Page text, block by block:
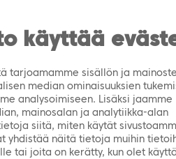
käyttää
tarjoamamme sisällön ja
median ominaisuuksien
analysoimiseen. Lisäksi jaamme
mainosalan ja analytiikka-alan
siitä, miten käytät
yhdistää näitä tietoja muihin
tai joita on kerätty, kun olet
FI SV
›Artikkelit ›
Varmista että
palvelinkapasiteetista –
mukaan